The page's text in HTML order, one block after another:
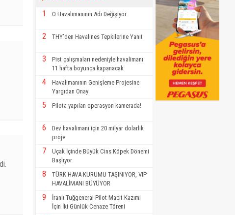
1 O Havalimanının Adı Değişiyor
2 THY’den Havalines Tepkilerine Yanıt
3
Pist çalışmaları nedeniyle havalimanı
11 hafta boyunca kapanacak
4
Havalimanının Genişleme Projesine
Yargıdan Onay
5 Pilota yapılan operasyon kamerada!
6
Dev havalimanı için 20 milyar dolarlık
proje
7
Uçak İçinde Büyük Cins Köpek Dönemi
Başlıyor
8
TÜRK HAVA KURUMU TAŞINIYOR, VIP
HAVALİMANI BÜYÜYOR
9
İranlı Tuğgeneral Pilot Macit Kazımi
İçin İki Günlük Cenaze Töreni